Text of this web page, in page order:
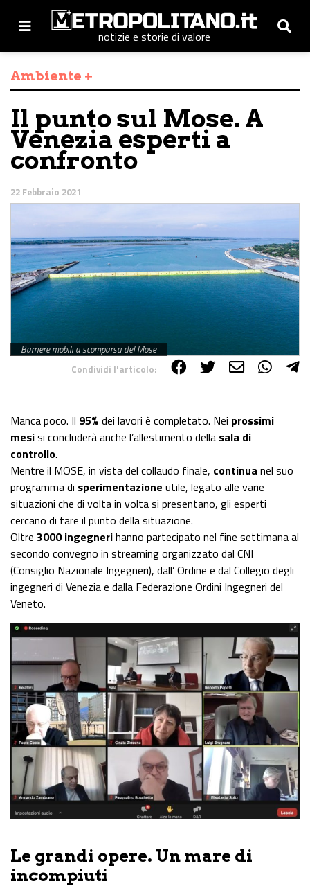
notizie e storie di valore
Ambiente +
Il punto sul Mose. A
Venezia esperti a
confronto
22 Febbraio 2021
Barriere mobili a scomparsa del Mose
Condividi l'articolo:
Manca poco. Il 95% dei lavori è completato. Nei prossimi
mesisi concluderà anche l’allestimento della sala di
controllo.
Mentre il MOSE, in vista del collaudo finale, continua nel suo
programma di sperimentazione utile, legato alle varie
situazioni che di volta in volta si presentano, gli esperti
cercano di fare il punto della situazione.
Oltre 3000 ingegnerihanno partecipato nel fine settimana al
secondo convegno in streaming organizzato dal CNI
(Consiglio Nazionale Ingegneri), dall’ Ordine e dal Collegio degli
ingegneri di Venezia e dalla Federazione Ordini Ingegneri del
Veneto.
Le grandi opere. Un mare di
incompiuti